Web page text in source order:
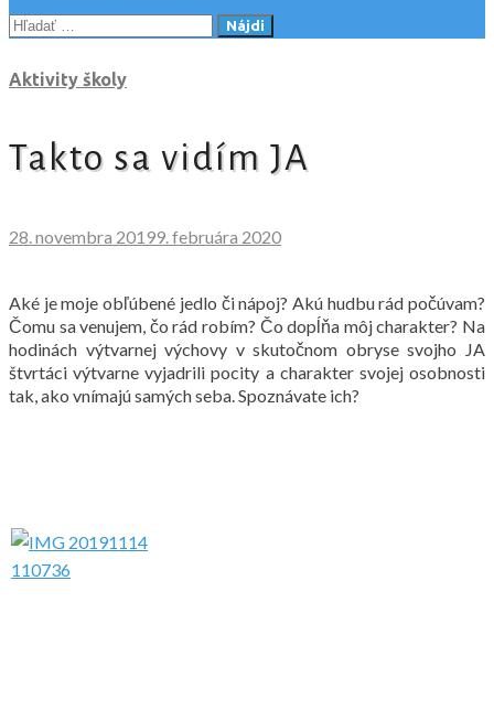
Hľadať:
Aktivity školy
Takto sa vidím JA
28. novembra 20199. februára 2020
Aké je moje obľúbené jedlo či nápoj? Akú hudbu rád počúvam?
Čomu sa venujem, čo rád robím? Čo dopĺňa môj charakter? Na
hodinách výtvarnej výchovy v skutočnom obryse svojho JA
štvrtáci výtvarne vyjadrili pocity a charakter svojej osobnosti
tak, ako vnímajú samých seba. Spoznávate ich?